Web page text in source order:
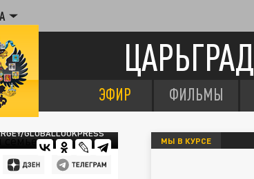
ЦАРЬГРАД
ЭФИР ФИЛЬМЫ
GLOBALLOOKPRESS
МЫ В КУРСЕ